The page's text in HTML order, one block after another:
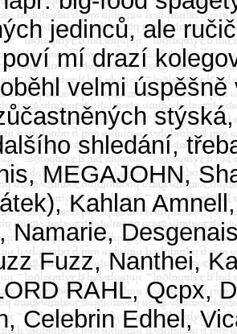
jedinců, ale
mí drazí
velmi
shledání,
MEGAJOHN,
Kahlan
Namarie,
Fuzz, Nanthei,
RAHL, Qcpx,
Celebrin Edhel,